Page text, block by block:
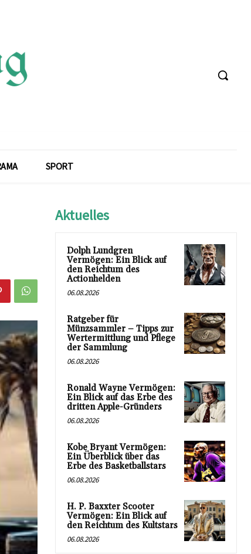
SPORT
Aktuelles
Dolph Lundgren
Vermögen: Ein Blick auf
den Reichtum des
Actionhelden
06.08.2026
Ratgeber für
Münzsammler – Tipps zur
Wertermittlung und Pflege
der Sammlung
06.08.2026
Ronald Wayne Vermögen:
Ein Blick auf das Erbe des
dritten Apple-Gründers
06.08.2026
Kobe Bryant Vermögen:
Ein Überblick über das
Erbe des Basketballstars
06.08.2026
H. P. Baxxter Scooter
Vermögen: Ein Blick auf
den Reichtum des Kultstars
06.08.2026